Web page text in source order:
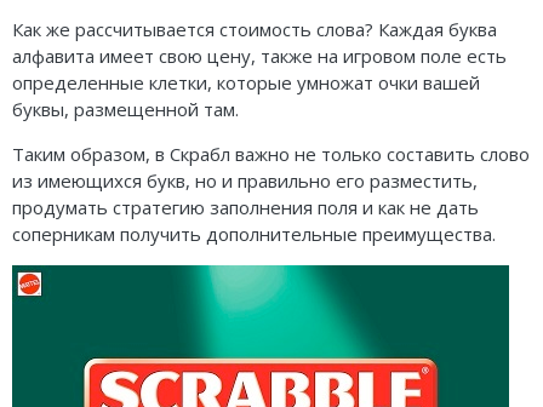
Как же рассчитывается стоимость слова? Каждая буква
алфавита имеет свою цену, также на игровом поле есть
определенные клетки, которые умножат очки вашей
буквы, размещенной там.
Таким образом, в Скрабл важно не только составить слово
из имеющихся букв, но и правильно его разместить,
продумать стратегию заполнения поля и как не дать
соперникам получить дополнительные преимущества.
Приключения
Экономические
Тактические
Детективные
Игры-квесты
Викторины
Стиль Жизни
Crowd Games
Lavka Games
GaGa Games
Эврикус
Банда умников